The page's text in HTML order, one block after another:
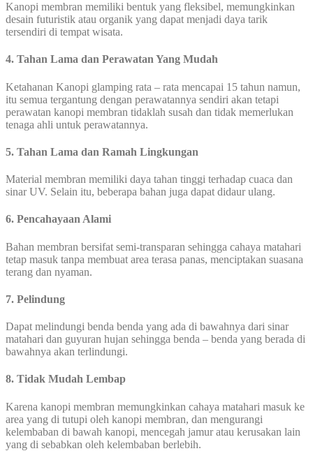
Kanopi membran memiliki bentuk yang fleksibel, memungkinkan
desain futuristik atau organik yang dapat menjadi daya tarik
tersendiri di tempat wisata.
4. Tahan Lama dan Perawatan Yang Mudah
Ketahanan Kanopi glamping rata – rata mencapai 15 tahun namun,
itu semua tergantung dengan perawatannya sendiri akan tetapi
perawatan kanopi membran tidaklah susah dan tidak memerlukan
tenaga ahli untuk perawatannya.
5. Tahan Lama dan Ramah Lingkungan
Material membran memiliki daya tahan tinggi terhadap cuaca dan
sinar UV. Selain itu, beberapa bahan juga dapat didaur ulang.
6. Pencahayaan Alami
Bahan membran bersifat semi-transparan sehingga cahaya matahari
tetap masuk tanpa membuat area terasa panas, menciptakan suasana
terang dan nyaman.
7. Pelindung
Dapat melindungi benda benda yang ada di bawahnya dari sinar
matahari dan guyuran hujan sehingga benda – benda yang berada di
bawahnya akan terlindungi.
8. Tidak Mudah Lembap
Karena kanopi membran memungkinkan cahaya matahari masuk ke
area yang di tutupi oleh kanopi membran, dan mengurangi
kelembaban di bawah kanopi, mencegah jamur atau kerusakan lain
yang di sebabkan oleh kelembaban berlebih.